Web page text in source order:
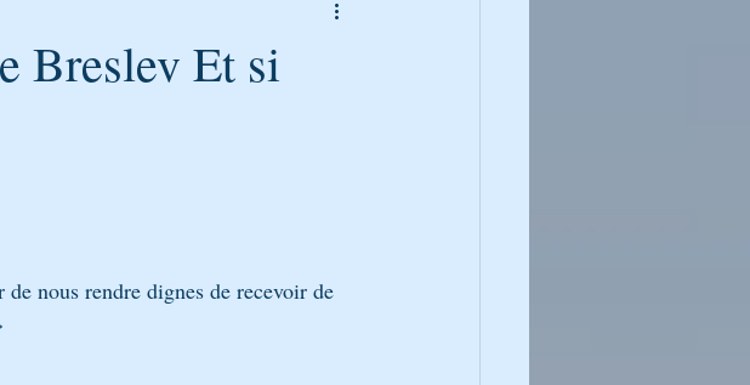
NOUVELLES D'OUMAN
Breslev Et si
nous rendre dignes de recevoir de